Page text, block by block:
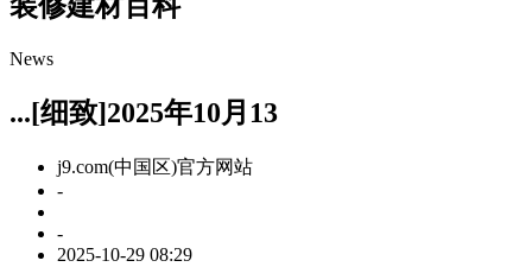
装修建材百科
News
...[细致]2025年10月13
j9.com(中国区)官方网站
-
-
2025-10-29 08:29